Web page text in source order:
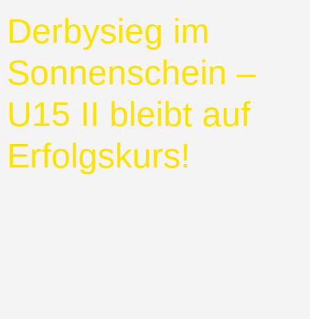
Derbysieg im
Sonnenschein –
U15 II bleibt auf
Erfolgskurs!